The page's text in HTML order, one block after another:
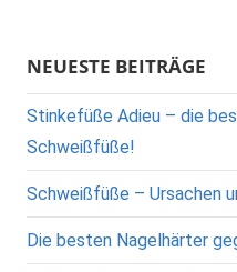
NEUESTE BEITRÄGE
Stinkefüße Adieu – die
Schweißfüße!
Schweißfüße – Ursachen
Die besten Nagelhärter